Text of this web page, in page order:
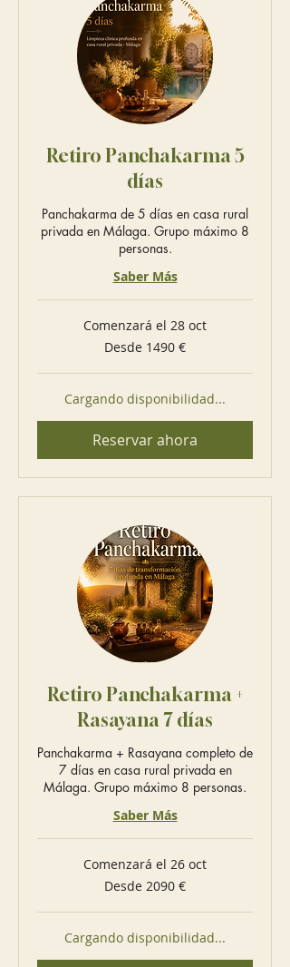
Retiro Panchakarma 5
días
Panchakarma de 5 días en casa rural
privada en Málaga. Grupo máximo 8
personas.
Saber Más
Comenzará el 28 oct
Desde 1490 €
Cargando disponibilidad...
Reservar ahora
Retiro Panchakarma +
Rasayana 7 días
Panchakarma + Rasayana completo de
7 días en casa rural privada en
Málaga. Grupo máximo 8 personas.
Saber Más
Comenzará el 26 oct
Desde 2090 €
Cargando disponibilidad...